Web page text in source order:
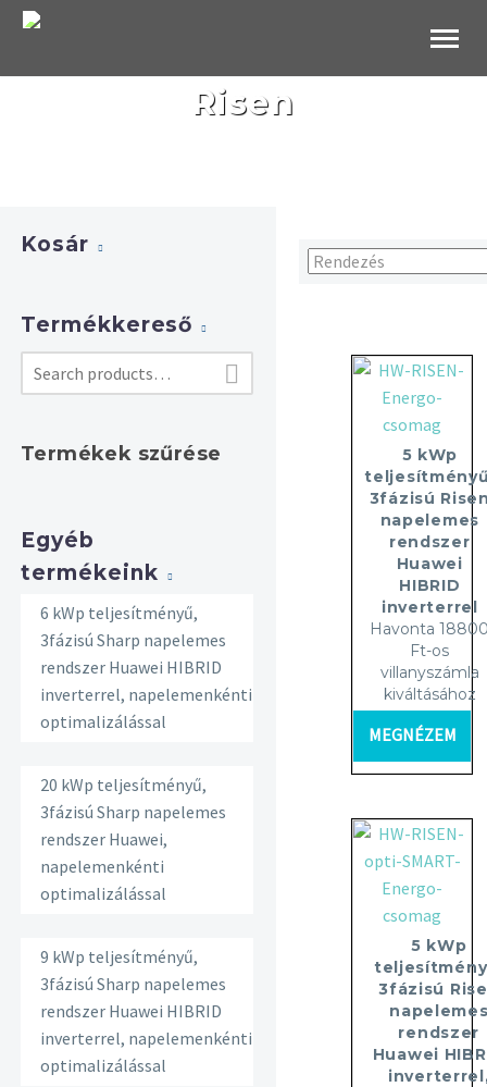
Risen
Kosár
Termékkereső

Termékek szűrése
Egyéb
termékeink
6 kWp teljesítményű,
3fázisú Sharp napelemes
rendszer Huawei HIBRID
inverterrel, napelemenkénti
optimalizálással
20 kWp teljesítményű,
3fázisú Sharp napelemes
rendszer Huawei,
napelemenkénti
optimalizálással
9 kWp teljesítményű,
3fázisú Sharp napelemes
rendszer Huawei HIBRID
inverterrel, napelemenkénti
optimalizálással
5 kWp
3fázisú
napelemes
rendszer
Huawei
HIBRID
inverterrel
Havonta
Ft-os
villanyszámla
kiváltásához
MEGNÉZEM
5 kWp
3fázisú
rendszer
Huawei